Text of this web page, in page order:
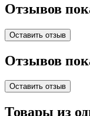
Отзывов
Оставить отзыв
Отзывов
Оставить отзыв
Товары из